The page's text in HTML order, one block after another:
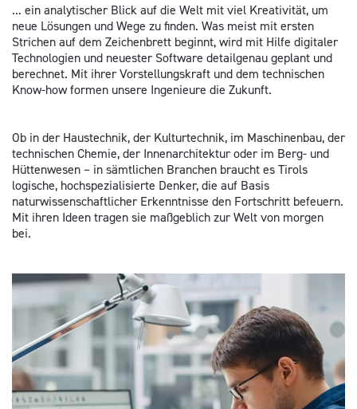
... ein analytischer Blick auf die Welt mit viel Kreativität, um
neue Lösungen und Wege zu finden. Was meist mit ersten
Strichen auf dem Zeichenbrett beginnt, wird mit Hilfe digitaler
Technologien und neuester Software detailgenau geplant und
berechnet. Mit ihrer Vorstellungskraft und dem technischen
Know-how formen unsere Ingenieure die Zukunft.
Ob in der Haustechnik, der Kulturtechnik, im Maschinenbau, der
technischen Chemie, der Innenarchitektur oder im Berg- und
Hüttenwesen – in sämtlichen Branchen braucht es Tirols
logische, hochspezialisierte Denker, die auf Basis
naturwissenschaftlicher Erkenntnisse den Fortschritt befeuern.
Mit ihren Ideen tragen sie maßgeblich zur Welt von morgen
bei.